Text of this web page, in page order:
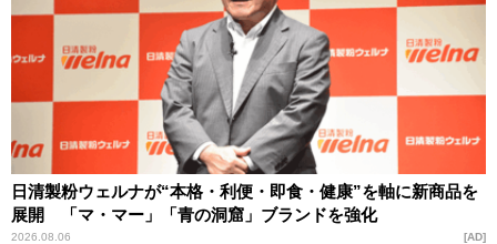
日清製粉ウェルナが“本格・利便・即食・健康”を軸に新商品を
展開 「マ・マー」「青の洞窟」ブランドを強化
2026.08.06 AD